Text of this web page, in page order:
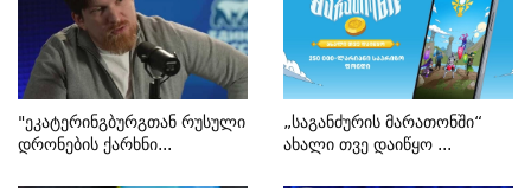
"ეკატერინგბურგთან Რუსული
Დრონების Ქარხნი...
„საგანძურის Მარათონში“
Ახალი Თვე Დაიწყო ...